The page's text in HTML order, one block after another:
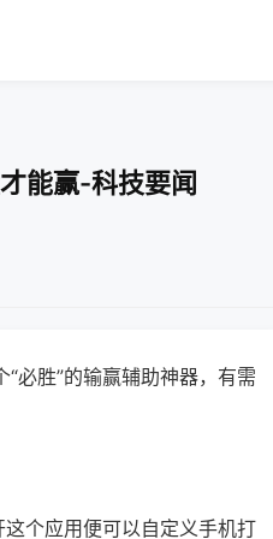
能赢-科技要闻
必胜”的输赢辅助神器，有需
个应用便可以自定义手机打